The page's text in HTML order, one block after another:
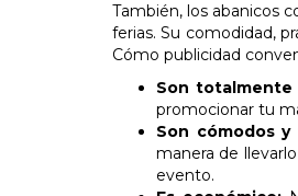
También, los abanicos
ferias. Su comodidad,
Cómo publicidad
Son totalmente
promocionar tu
Son cómodos
manera de
evento.